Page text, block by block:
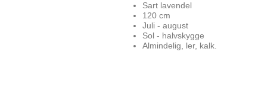
Sart lavendel
120 cm
Juli - august
Sol - halvskygge
Almindelig, ler, kalk.